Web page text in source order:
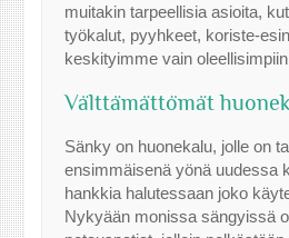
muitakin tarpeellisia asioita,
työkalut, pyyhkeet, koriste-
keskityimme vain
Välttämättömät
Sänky on huonekalu, jolle on
ensimmäisenä yönä uudessa
hankkia halutessaan joko
Nykyään monissa sängyissä